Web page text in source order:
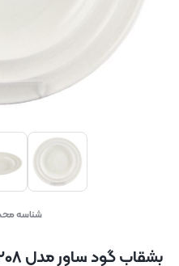
شناسه
بشقاب گود ساور مدل ۰۲۲۰۸